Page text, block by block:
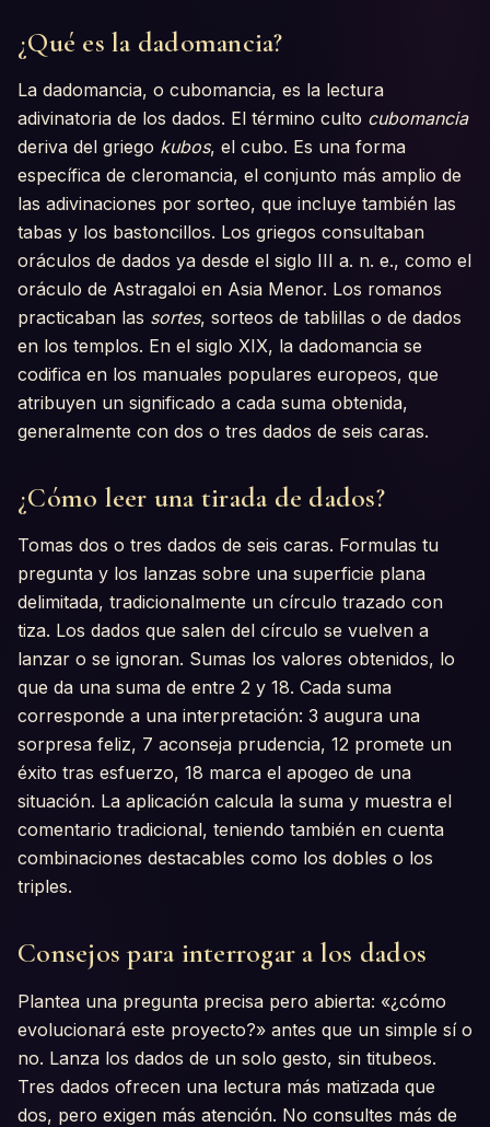
¿Qué es la dadomancia?
La dadomancia, o cubomancia, es la lectura
adivinatoria de los dados. El término culto cubomancia
deriva del griego kubos, el cubo. Es una forma
específica de cleromancia, el conjunto más amplio de
las adivinaciones por sorteo, que incluye también las
tabas y los bastoncillos. Los griegos consultaban
oráculos de dados ya desde el siglo III a. n. e., como el
oráculo de Astragaloi en Asia Menor. Los romanos
practicaban las sortes, sorteos de tablillas o de dados
en los templos. En el siglo XIX, la dadomancia se
codifica en los manuales populares europeos, que
atribuyen un significado a cada suma obtenida,
generalmente con dos o tres dados de seis caras.
¿Cómo leer una tirada de dados?
Tomas dos o tres dados de seis caras. Formulas tu
pregunta y los lanzas sobre una superficie plana
delimitada, tradicionalmente un círculo trazado con
tiza. Los dados que salen del círculo se vuelven a
lanzar o se ignoran. Sumas los valores obtenidos, lo
que da una suma de entre 2 y 18. Cada suma
corresponde a una interpretación: 3 augura una
sorpresa feliz, 7 aconseja prudencia, 12 promete un
éxito tras esfuerzo, 18 marca el apogeo de una
situación. La aplicación calcula la suma y muestra el
comentario tradicional, teniendo también en cuenta
combinaciones destacables como los dobles o los
triples.
Consejos para interrogar a los dados
Plantea una pregunta precisa pero abierta: «¿cómo
evolucionará este proyecto?» antes que un simple sí o
no. Lanza los dados de un solo gesto, sin titubeos.
Tres dados ofrecen una lectura más matizada que
dos, pero exigen más atención. No consultes más de